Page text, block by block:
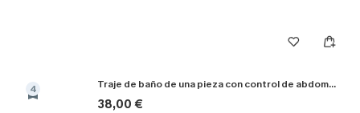
4 Traje de baño de una pieza con control de abdomen Captivated
38,00 €